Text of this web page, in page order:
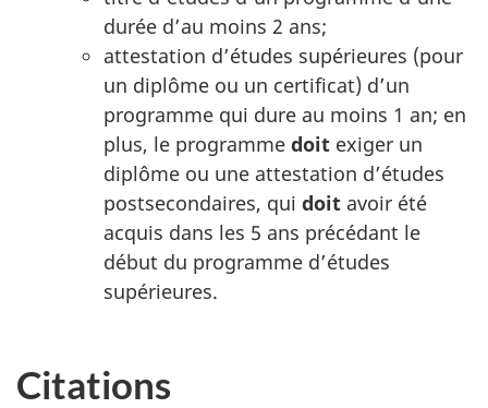
durée d’au moins 2 ans;
attestation d’études supérieures (pour
un diplôme ou un certificat) d’un
programme qui dure au moins 1 an; en
plus, le programme doit exiger un
diplôme ou une attestation d’études
postsecondaires, qui doit avoir été
acquis dans les 5 ans précédant le
début du programme d’études
supérieures.
Citations